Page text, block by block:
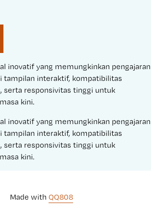
inovatif yang memungkinkan pengajaran
tampilan interaktif, kompatibilitas
serta responsivitas tinggi untuk
kini.
inovatif yang memungkinkan pengajaran
tampilan interaktif, kompatibilitas
serta responsivitas tinggi untuk
kini.
Made with QQ808